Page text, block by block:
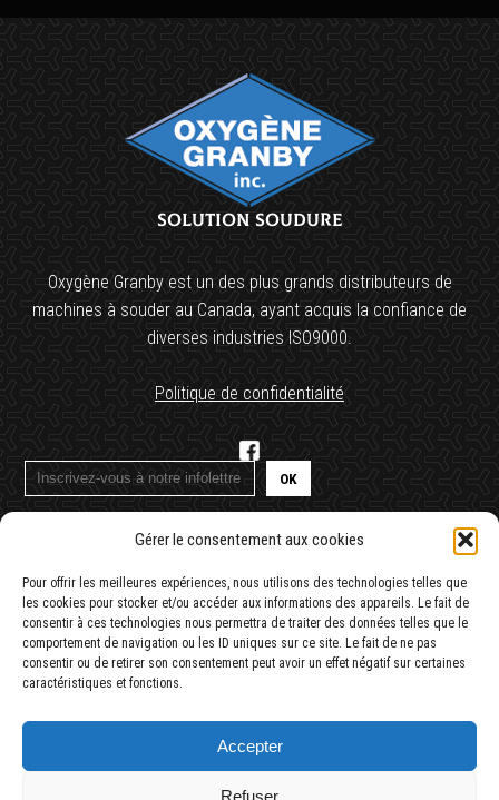
Gérer le consentement aux cookies
Pour offrir les meilleures expériences, nous utilisons des technologies telles que
les cookies pour stocker et/ou accéder aux informations des appareils. Le fait de
consentir à ces technologies nous permettra de traiter des données telles que le
comportement de navigation ou les ID uniques sur ce site. Le fait de ne pas
consentir ou de retirer son consentement peut avoir un effet négatif sur certaines
caractéristiques et fonctions.
Accepter
Refuser
Solution soudure
Oxygène Granby est un des plus grands distributeurs de
machines à souder au Canada, ayant acquis la confiance de
diverses industries ISO9000.
Politique de confidentialité
1 (450) 378-4474
Contactez-nous
461 rue Robinson Sud
Granby (Québec) J2G 7N3